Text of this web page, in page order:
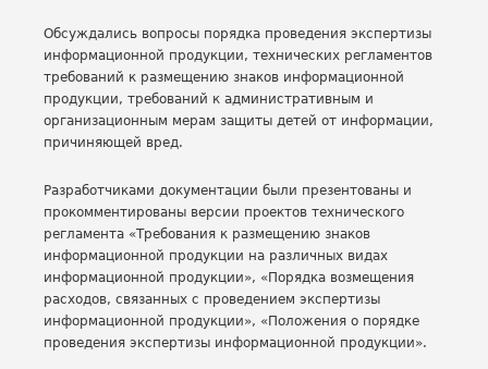
Обсуждались вопросы порядка проведения экспертизы
информационной продукции, технических регламентов
требований к размещению знаков информационной
продукции, требований к административным и
организационным мерам защиты детей от информации,
причиняющей вред.
Разработчиками документации были презентованы и
прокомментированы версии проектов технического
регламента «Требования к размещению знаков
информационной продукции на различных видах
информационной продукции», «Порядка возмещения
расходов, связанных с проведением экспертизы
информационной продукции», «Положения о порядке
проведения экспертизы информационной продукции».